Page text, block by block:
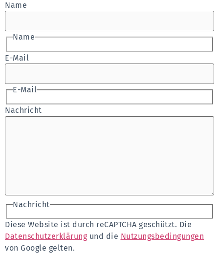
Name
Name
E-Mail
E-Mail
Nachricht
Nachricht
Diese Website ist durch reCAPTCHA geschützt. Die
Datenschutzerklärungund die Nutzungsbedingungen
von Google gelten.